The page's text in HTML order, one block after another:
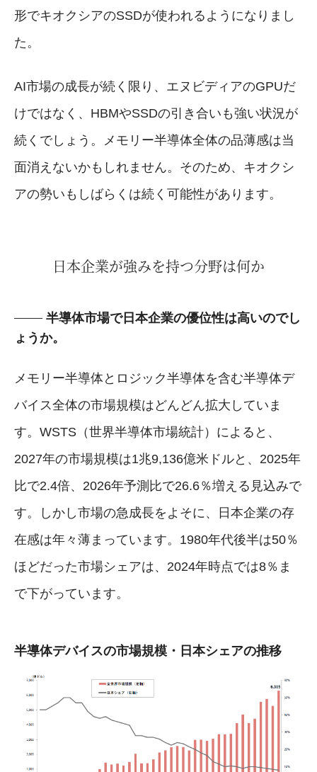
形でキオクシアのSSDが使われるようになりまし
た。
AI市場の成長が続く限り、エヌビディアのGPUだ
けではなく、HBMやSSDの引き合いも強い状況が
続くでしょう。メモリー半導体全体の品薄感は当
面消えないかもしれません。そのため、キオクシ
アの勢いもしばらくは続く可能性があります。
日本企業が強みを持つ分野は何か
半導体市場で日本企業の優位性は高いのでし
ょうか。
メモリー半導体とロジック半導体を含む半導体デ
バイス全体の市場規模はどんどん拡大していま
す。WSTS（世界半導体市場統計）によると、
2027年の市場規模は1兆9,136億米ドルと、2025年
比で2.4倍、2026年予測比で26.6％増える見込みで
す。しかし市場の急成長をよそに、日本企業の存
在感は年々薄まっています。1980年代後半は50％
ほどだった市場シェアは、2024年時点では8％ま
で下がっています。
半導体デバイスの市場規模・日本シェアの推移